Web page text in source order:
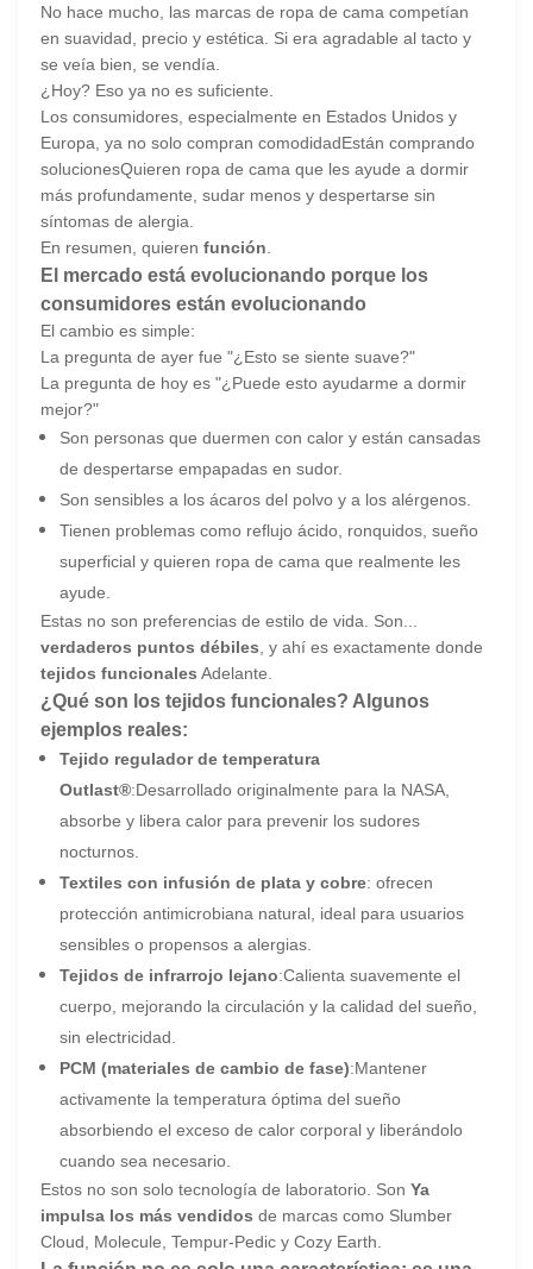
No hace mucho, las marcas de ropa de cama competían
en suavidad, precio y estética. Si era agradable al tacto y
se veía bien, se vendía.
¿Hoy? Eso ya no es suficiente.
Los consumidores, especialmente en Estados Unidos y
Europa, ya no solo comprancomodidadEstán comprando
solucionesQuieren ropa de cama que les ayude a dormir
más profundamente, sudar menos y despertarse sin
síntomas de alergia.
En resumen, quierenfunción
El mercado está evolucionando porque los
consumidores están evolucionando
El cambio es simple:
La pregunta de ayer fue"¿Esto se siente suave?"
La pregunta de hoy es"¿Puede esto ayudarme a dormir
mejor?"
Son personas que duermen con calor y están cansadas
de despertarse empapadas en sudor.
Son sensibles a los ácaros del polvo y a los alérgenos.
Tienen problemas como reflujo ácido, ronquidos, sueño
superficial y quieren ropa de cama que realmente les
ayude.
Estas no son preferencias de estilo de vida. Son...
verdaderos puntos débiles , y ahí es exactamente donde
tejidos funcionales Adelante.
¿Qué son los tejidos funcionales? Algunos
ejemplos reales:
Tejido regulador de temperatura
Outlast®:Desarrollado originalmente para la NASA,
absorbe y libera calor para prevenir los sudores
nocturnos.
Textiles con infusión de plata y cobre: ofrecen
protección antimicrobiana natural, ideal para usuarios
sensibles o propensos a alergias.
Tejidos de infrarrojo lejano:Calienta suavemente el
cuerpo, mejorando la circulación y la calidad del sueño,
sin electricidad.
PCM (materiales de cambio de fase):Mantener
activamente la temperatura óptima del sueño
absorbiendo el exceso de calor corporal y liberándolo
cuando sea necesario.
Estos no son solo tecnología de laboratorio. SonYa
impulsa los más vendidos de marcas como Slumber
Cloud, Molecule, Tempur-Pedic y Cozy Earth.